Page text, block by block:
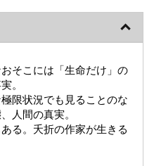
そこには「生命だけ」の
。
限状況でも見ることのな
人間の真実。
る。夭折の作家が生きる